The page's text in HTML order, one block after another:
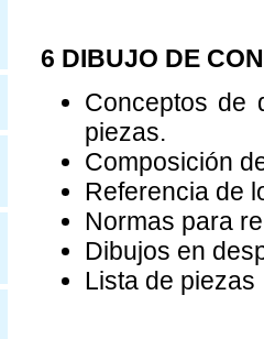
6 DIBUJO DE
Conceptos de
piezas.
Composición
Referencia de
Normas para
Dibujos en
Lista de piezas